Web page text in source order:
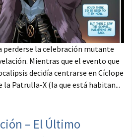
perderse la celebración mutante
Mientras que el evento que
decidía centrarse en Cíclope
la Patrulla-X (la que está habitan...
– El Último